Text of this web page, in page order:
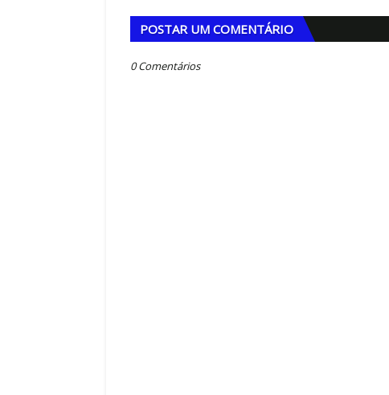
POSTAR UM COMENTÁRIO
0 Comentários